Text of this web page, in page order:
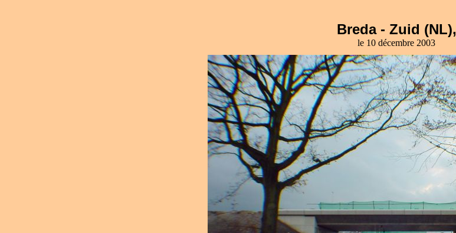
Breda - Zuid (NL),
le 10 décembre 2003